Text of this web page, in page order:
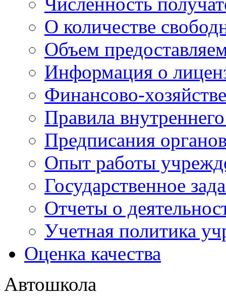
О количестве
Объем
Информация о
Финансово-
Правила
Предписания
Опыт работы
Государственное
Отчеты о
Учетная политика
Оценка качества
Автошкола